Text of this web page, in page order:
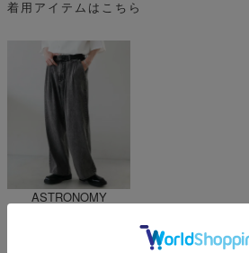
着用アイテムはこちら
ASTRONOMY